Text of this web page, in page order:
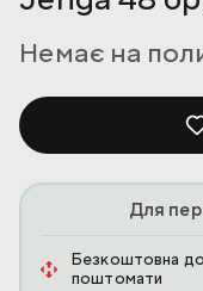
Немає на
Для
Безкоштовна
поштомати